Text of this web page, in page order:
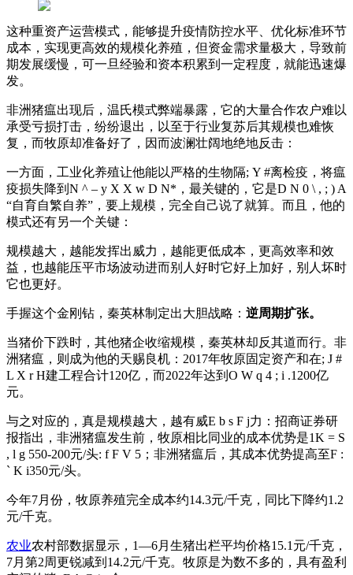
这种重资产运营模式，能够提升疫情防控水平、优化标准环节
成本，实现更高效的规模化养殖，但资金需求量极大，导致前
期发展缓慢，可一旦经验和资本积累到一定程度，就能迅速爆
发。
非洲猪瘟出现后，温氏模式弊端暴露，它的大量合作农户难以
承受亏损打击，纷纷退出，以至于行业复苏后其规模也难恢
复，而牧原却准备好了，因而波澜壮阔地绝地反击：
一方面，工业化养殖让他能以严格的生物隔; Y #离检疫，将瘟
疫损失降到 N ^ – y X X w D N*，最关键的，它是D N 0 \ , ; ) A
“自育自繁自养”，要上规模，完全自己说了就算。而且，他的
模式还有另一个关键：
规模越大，越能发挥出威力，越能更低成本，更高效率和效
益，也越能压平市场波动进而别人好时它好上加好，别人坏时
它也更好。
手握这个金刚钻，秦英林制定出大胆战略： 逆周期扩张。
当猪价下跌时，其他猪企收缩规模，秦英林却反其道而行。非
洲猪瘟，则成为他的天赐良机：2017年牧原固定资产和在; J #
L X r H建工程合计120亿，而2022年达到 O W q 4 ; i .1200亿
元。
与之对应的，真是规模越大，越有威E b s F j力：招商证券研
报指出，非洲猪瘟发生前，牧原相比同业的成本优势是1K = S
, l g 550-200元/头: f F V 5 ；非洲猪瘟后，其成本优势提高至F :
` K i350元/头。
今年7月份，牧原养殖完全成本约14.3元/千克，同比下降约1.2
元/千克。
农业农村部数据显示，1—6月生猪出栏平均价格15.1元/千克，
7月第2周更锐减到14.2元/千克。牧原是为数不多的，具有盈利